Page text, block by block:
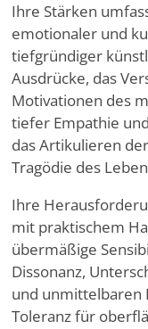
Ihre Stärken
emotionaler und
tiefgründiger
Ausdrücke, das
Motivationen des
tiefer Empathie
das Artikulieren
Tragödie des
Ihre
mit praktischem
übermäßige
Dissonanz,
und unmittelbaren
Toleranz für